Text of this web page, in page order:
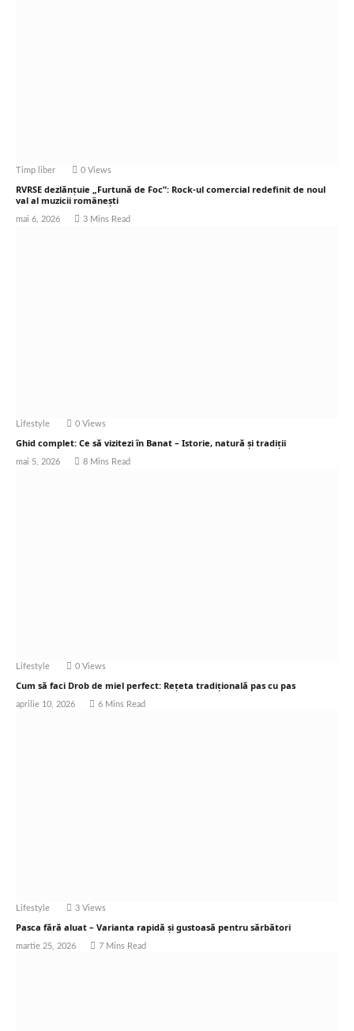
Timp liber 0 Views
RVRSE dezlănțuie „Furtună de Foc”: Rock-ul comercial redefinit de noul
val al muzicii românești
mai 6, 2026 3 Mins Read
Lifestyle 0 Views
Ghid complet: Ce să vizitezi în Banat – Istorie, natură și tradiții
mai 5, 2026 8 Mins Read
Lifestyle 0 Views
Cum să faci Drob de miel perfect: Rețeta tradițională pas cu pas
aprilie 10, 2026 6 Mins Read
Lifestyle 3 Views
Pasca fără aluat – Varianta rapidă și gustoasă pentru sărbători
martie 25, 2026 7 Mins Read